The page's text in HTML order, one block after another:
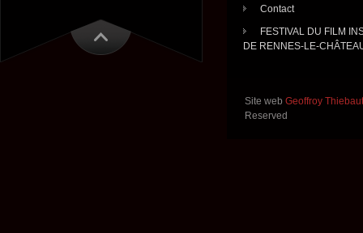
Contact
FESTIVAL DU FILM
DE RENNES-LE-
Site web Geoffroy
Reserved